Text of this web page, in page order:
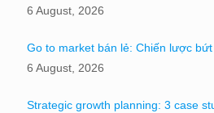
6 August, 2026
Go to market bán lẻ: Chiến lược
6 August, 2026
Strategic growth planning: 3 case